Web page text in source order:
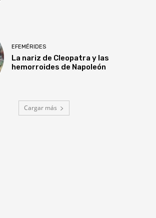
EFEMÉRIDES
La nariz de Cleopatra y las
hemorroides de Napoleón
Cargar más